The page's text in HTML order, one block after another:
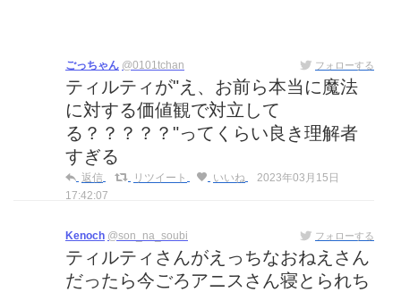
ごっちゃん @0101tchan フォローする
ティルティが"え、お前ら本当に魔法
に対する価値観で対立して
る？？？？？"ってくらい良き理解者
すぎる
返信 リツイート いいね
2023年03月15日
17:42:07
Kenoch @son_na_soubi フォローする
ティルティさんがえっちなおねえさん
だったら今ごろアニスさん寝とられち